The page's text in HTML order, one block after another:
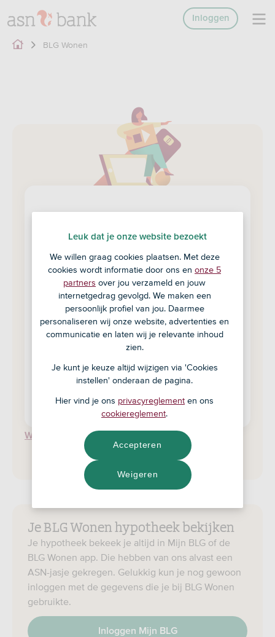
Inloggen
BLG Wonen
BLG Wonen service- en
productinformatie voor
klanten
BLG Wonen is nu ASN Bank
. Heb je vóór 1
maart 2026 een hypotheek of
bankspaarproduct bij of via BLG Wonen
afgesloten? Dan kun je veel dingen via
Ben je géén BLG Wonen klant?
Werk je als adviseur? Log in op Mijn Kantoor
Je BLG Wonen hypotheek bekijken
Je hypotheek bekeek je altijd in Mijn BLG of de
BLG Wonen app. Die hebben van ons alvast een
ASN-jasje gekregen. Gelukkig kun je nog gewoon
inloggen met de gegevens die je bij BLG Wonen
gebruikte.
Inloggen Mijn BLG
Leuk dat je onze website bezoekt
We willen graag cookies plaatsen. Met deze
cookies wordt informatie door ons en onze 5
partners over jou verzameld en jouw
internetgedrag gevolgd. We maken een
persoonlijk profiel van jou. Daarmee
personaliseren wij onze website, advertenties en
communicatie en laten wij je relevante inhoud
zien.
Je kunt je keuze altijd wijzigen via 'Cookies
instellen' onderaan de pagina.
Hier vind je ons privacyreglement en ons
cookiereglement.
Weigeren
Accepteren